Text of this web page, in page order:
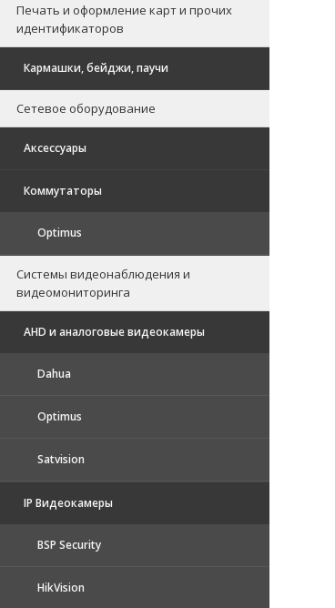
Печать и оформление карт и прочих
идентификаторов
Кармашки, бейджи, паучи
Сетевое оборудование
Аксессуары
Коммутаторы
Optimus
Системы видеонаблюдения и
видеомониторинга
AHD и аналоговые видеокамеры
Dahua
Optimus
Satvision
IP Видеокамеры
BSP Security
HikVision